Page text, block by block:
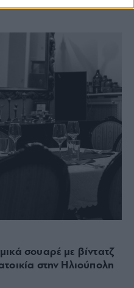
σουαρέ με βίντατζ
στην Ηλιούπολη